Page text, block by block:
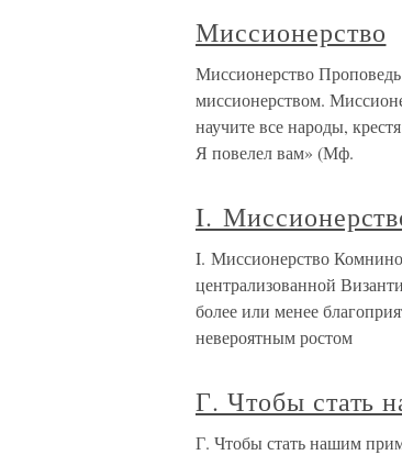
Миссионерство
Миссионерство
миссионерством.
научите все народы,
Я повелел вам» (Мф.
I.
I. Миссионерство
централизованной
более или менее
невероятным ростом
Г. Чтобы стать
Г. Чтобы стать нашим